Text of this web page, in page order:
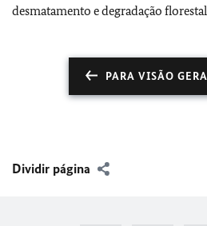
desmatamento e degradação
PARA VISÃO
Dividir página